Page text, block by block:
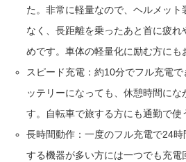
た。非常に軽量なので、ヘルメッ
なく、長距離を乗ったあと首に疲れ
めです。車体の軽量化に励む方にも
スピード充電：約10分でフル充電
ッテリーになっても、休憩時間にな
す。自転車で旅する方にも通勤で使
長時間動作：一度のフル充電で24
する機器が多い方には一つでも充電